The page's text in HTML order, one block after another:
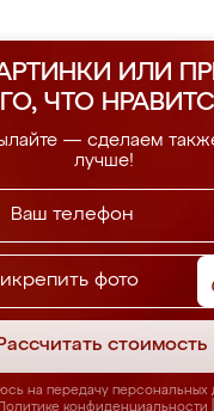
ИЛИ
ЧТО
— сделаем
лучше!
фото
стоимость
на передачу персональных
конфиденциальности